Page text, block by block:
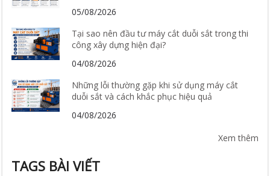
05/08/2026
Tại sao nên đầu tư máy cắt duỗi sắt trong thi
công xây dựng hiện đại?
04/08/2026
Những lỗi thường gặp khi sử dụng máy cắt
duỗi sắt và cách khắc phục hiệu quả
04/08/2026
Xem thêm
TAGS BÀI VIẾT